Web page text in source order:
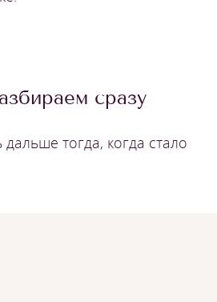
сразу
тогда, когда стало